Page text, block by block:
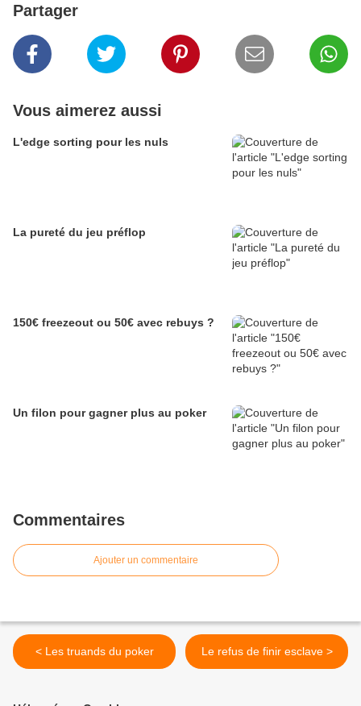
Partager
Vous aimerez aussi
L'edge sorting pour les nuls
La pureté du jeu préflop
150€ freezeout ou 50€ avec rebuys ?
Un filon pour gagner plus au poker
Commentaires
Ajouter un commentaire
< Les truands du poker Le refus de finir esclave >